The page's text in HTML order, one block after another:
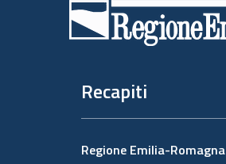
Recapiti
Regione Emilia-Romagna